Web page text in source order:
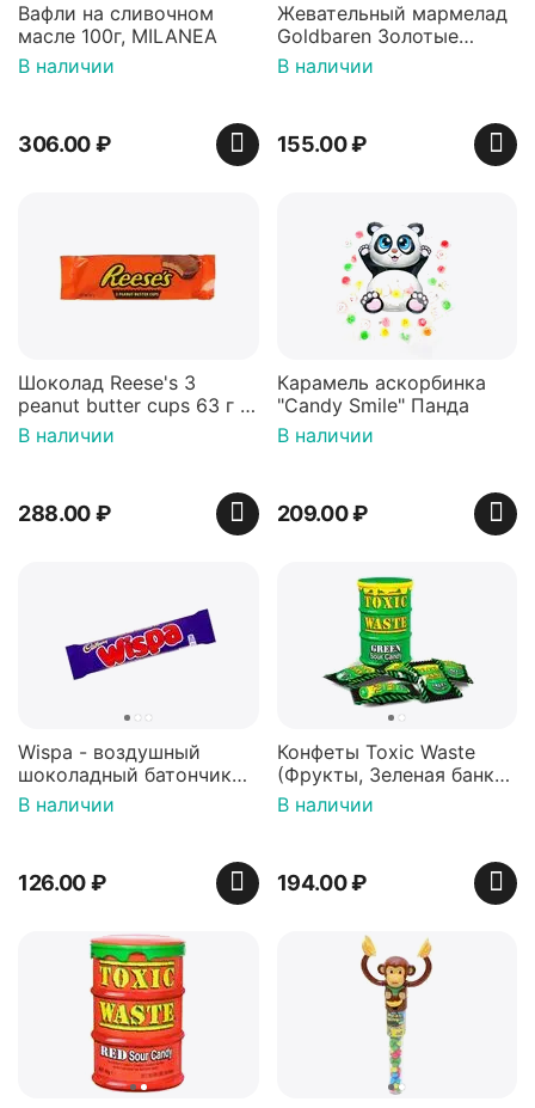
Вафли на сливочном
масле 100г, MILANEA
В наличии
306.00₽
Жевательный мармелад
Goldbaren Золотые
мишки 100г, Германия
В наличии
155.00₽
Шоколад Reese's 3
peanut butter cups 63 г с
арахисовой пастой
В наличии
288.00₽
Карамель аскорбинка
"Candy Smile" Панда
В наличии
209.00₽
Wispa - воздушный
шоколадный батончик
36 гр
В наличии
126.00₽
Конфеты Toxic Waste
(Фрукты, Зеленая банка,
42 гр).
В наличии
194.00₽